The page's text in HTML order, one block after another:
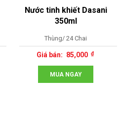
Nước tinh khiết Dasani
350ml
Thùng/ 24 Chai
85,000
MUA NGAY